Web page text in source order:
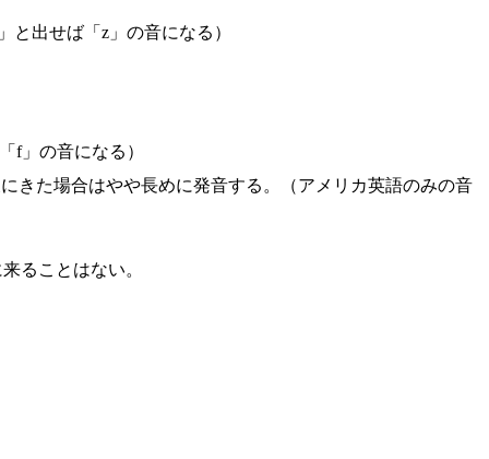
出せば「z」の音になる）
f」の音になる）
きた場合はやや長めに発音する。（アメリカ英語のみの音
ることはない。